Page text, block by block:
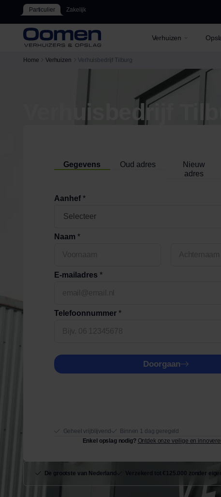
Particulier Zakelijk
Verhuizen
Home Verhuizen Verhuisbedrijf Tilburg
Verhuisbedrijf
Gegevens Oud adres
Nieuw
adres
Aanhef *
Naam *
E-mailadres *
Telefoonnummer *
Doorgaan
Geheel vrijblijvend
Binnen 1 dag geregeld
Enkel opslag nodig? Ontdek onze veilige en
De grootste van Nederland Verzekerd tot €125.000 zonder